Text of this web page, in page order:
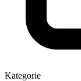
Kategorie